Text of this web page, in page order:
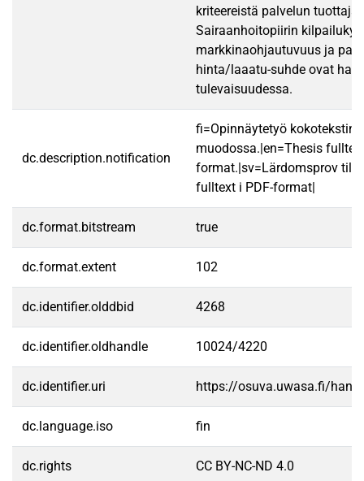
kriteereistä palvelun
Sairaanhoitopiirin
markkinaohjautuvuus ja
hinta/laaatu-suhde ovat
tulevaisuudessa.
dc.description.notification
fi=Opinnäytetyö kokotekstinä
muodossa.|en=Thesis
format.|sv=Lärdomsprov
fulltext i PDF-format|
dc.format.bitstream true
dc.format.extent 102
dc.identifier.olddbid 4268
dc.identifier.oldhandle 10024/4220
dc.identifier.uri https://osuva.uwasa.fi/
dc.language.iso fin
dc.rights CC BY-NC-ND 4.0